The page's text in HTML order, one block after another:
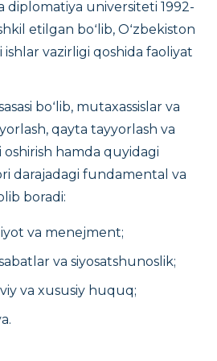
jarayonida talabalar
dasturlari, amaliyot,
va ekspertlar bilan
bilim va ko‘nikmalarini
Bu esa
moslashuvchanlik,
va professional
kuchaytiradi. Natijada
va xalqaro darajada
mutaxassislar sifatida
talabalarga
12 ta til ichidan
diplomatiya universiteti 1992-
etilgan boʻlib, Oʻzbekiston
ishlar vazirligi qoshida faoliyat
boʻlib, mutaxassislar va
qayta tayyorlash va
hamda quyidagi
darajadagi fundamental va
boradi:
va menejment;
va siyosatshunoslik;
va xususiy huquq;